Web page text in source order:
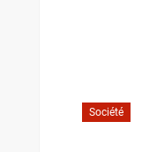
Société